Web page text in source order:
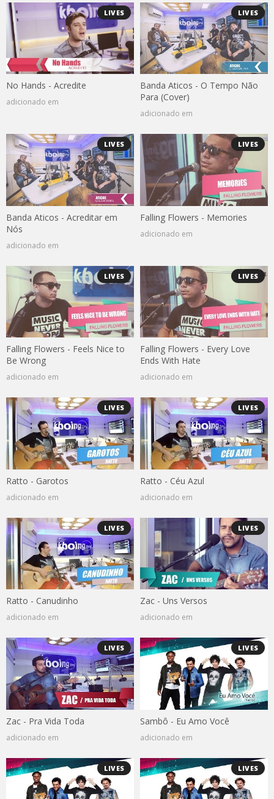
LIVES
No Hands - Acredite
adicionado em
LIVES
Banda Aticos - O Tempo Não
Para (Cover)
adicionado em
LIVES
Banda Aticos - Acreditar em
Nós
adicionado em
LIVES
Falling Flowers - Memories
adicionado em
LIVES
Falling Flowers - Feels Nice to
Be Wrong
adicionado em
LIVES
Falling Flowers - Every Love
Ends With Hate
adicionado em
LIVES
Ratto - Garotos
adicionado em
LIVES
Ratto - Céu Azul
adicionado em
LIVES
Ratto - Canudinho
adicionado em
LIVES
Zac - Uns Versos
adicionado em
LIVES
Zac - Pra Vida Toda
adicionado em
LIVES
Sambô - Eu Amo Você
adicionado em
LIVES LIVES